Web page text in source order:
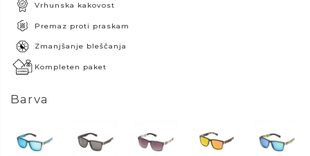
Vrhunska kakovost
Premaz proti praskam
Zmanjšanje bleščanja
Kompleten paket
Barva